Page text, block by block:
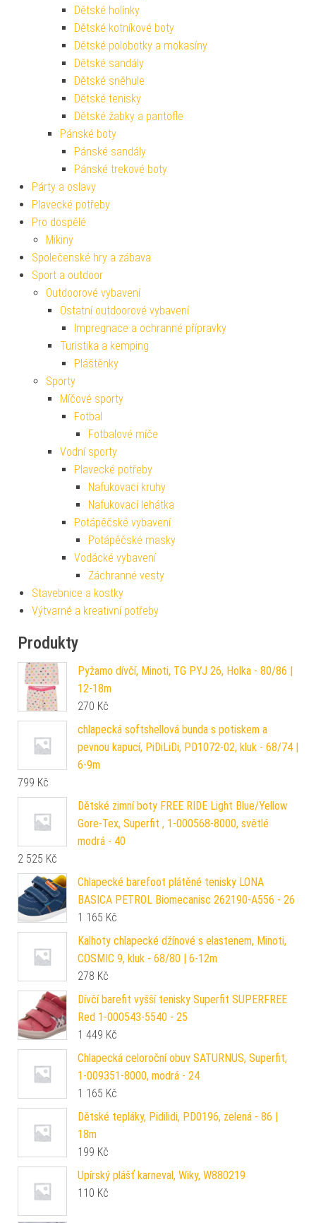
Dětské holínky
Dětské kotníkové boty
Dětské polobotky a mokasíny
Dětské sandály
Dětské sněhule
Dětské tenisky
Dětské žabky a pantofle
Pánské boty
Pánské sandály
Pánské trekové boty
Párty a oslavy
Plavecké potřeby
Pro dospělé
Mikiny
Společenské hry a zábava
Sport a outdoor
Outdoorové vybavení
Ostatní outdoorové vybavení
Impregnace a ochranné přípravky
Turistika a kemping
Pláštěnky
Sporty
Míčové sporty
Fotbal
Fotbalové míče
Vodní sporty
Plavecké potřeby
Nafukovací kruhy
Nafukovací lehátka
Potápěčské vybavení
Potápěčské masky
Vodácké vybavení
Záchranné vesty
Stavebnice a kostky
Výtvarné a kreativní potřeby
Produkty
Pyžamo dívčí, Minoti, TG PYJ 26, Holka - 80/86 |
12-18m
270 Kč
chlapecká softshellová bunda s potiskem a
pevnou kapucí, PiDiLiDi, PD1072-02, kluk - 68/74 |
6-9m
799 Kč
Dětské zimní boty FREE RIDE Light Blue/Yellow
Gore-Tex, Superfit , 1-000568-8000, světlé
modrá - 40
2 525 Kč
Chlapecké barefoot plátěné tenisky LONA
BASICA PETROL Biomecanisc 262190-A556 - 26
1 165 Kč
Kalhoty chlapecké džínové s elastenem, Minoti,
COSMIC 9, kluk - 68/80 | 6-12m
278 Kč
Dívčí barefit vyšší tenisky Superfit SUPERFREE
Red 1-000543-5540 - 25
1 449 Kč
Chlapecká celoroční obuv SATURNUS, Superfit,
1-009351-8000, modrá - 24
1 165 Kč
Dětské tepláky, Pidilidi, PD0196, zelená - 86 |
18m
199 Kč
Upírský plášť karneval, Wiky, W880219
110 Kč